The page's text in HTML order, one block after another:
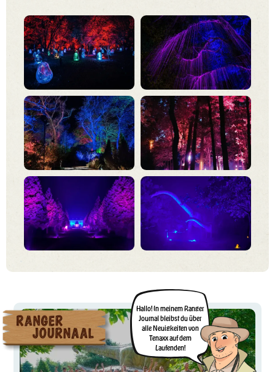
Hallo! In meinem Ranger
Journal bleibst du über
alle Neuigkeiten von
Tenaxx auf dem
Laufenden!